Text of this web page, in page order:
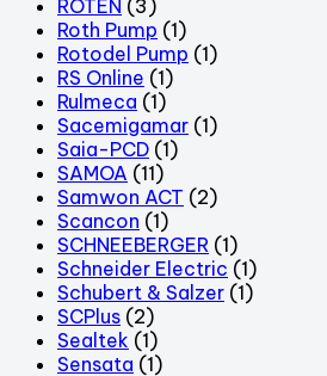
ROTEN (3)
Roth Pump (1)
Rotodel Pump (1)
RS Online (1)
Rulmeca (1)
Sacemigamar (1)
Saia-PCD (1)
SAMOA (11)
Samwon ACT (2)
Scancon (1)
SCHNEEBERGER (1)
Schneider Electric (1)
Schubert & Salzer (1)
SCPlus (2)
Sealtek (1)
Sensata (1)